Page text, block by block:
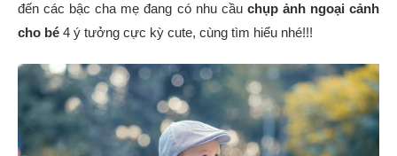
đến các bậc cha mẹ đang có nhu cầu chụp ảnh ngoại cảnh
cho bé 4 ý tưởng cực kỳ cute, cùng tìm hiểu nhé!!!